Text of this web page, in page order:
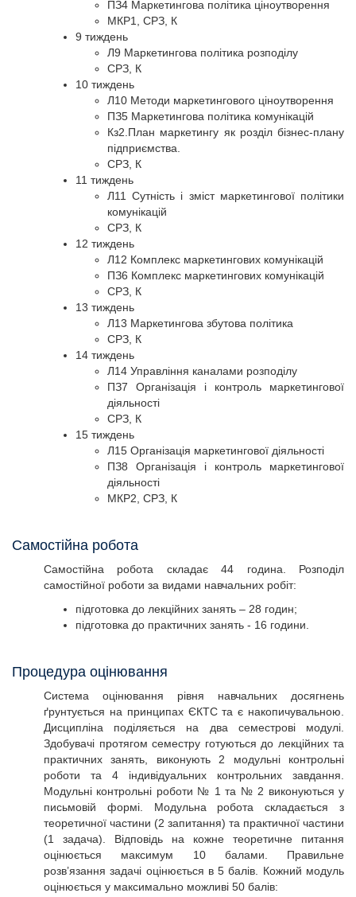
ПЗ4 Маркетингова політика ціноутворення
МКР1, СРЗ, К
9 тиждень
Л9 Маркетингова політика розподілу
СРЗ, К
10 тиждень
Л10 Методи маркетингового ціноутворення
ПЗ5 Маркетингова політика комунікацій
Кз2.План маркетингу як розділ бізнес-плану
підприємства.
СРЗ, К
11 тиждень
Л11 Сутність і зміст маркетингової політики
комунікацій
СРЗ, К
12 тиждень
Л12 Комплекс маркетингових комунікацій
ПЗ6 Комплекс маркетингових комунікацій
СРЗ, К
13 тиждень
Л13 Маркетингова збутова політика
СРЗ, К
14 тиждень
Л14 Управління каналами розподілу
ПЗ7 Організація і контроль маркетингової
діяльності
СРЗ, К
15 тиждень
Л15 Організація маркетингової діяльності
ПЗ8 Організація і контроль маркетингової
діяльності
МКР2, СРЗ, К
Самостійна робота
Самостійна робота складає 44 година. Розподіл
самостійної роботи за видами навчальних робіт:
підготовка до лекційних занять – 28 годин;
підготовка до практичних занять - 16 години.
Процедура оцінювання
Система оцінювання рівня навчальних досягнень
ґрунтується на принципах ЄКТС та є накопичувальною.
Дисципліна поділяється на два семестрові модулі.
Здобувачі протягом семестру готуються до лекційних та
практичних занять, виконують 2 модульні контрольні
роботи та 4 індивідуальних контрольних завдання.
Модульні контрольні роботи № 1 та № 2 виконуються у
письмовій формі. Модульна робота складається з
теоретичної частини (2 запитання) та практичної частини
(1 задача). Відповідь на кожне теоретичне питання
оцінюється максимум 10 балами. Правильне
розв’язання задачі оцінюється в 5 балів. Кожний модуль
оцінюється у максимально можливі 50 балів: